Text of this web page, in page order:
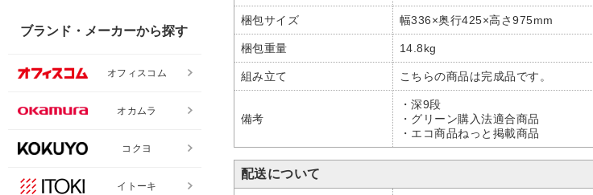
梱包サイズ 幅336×奥行425×高さ975mm
梱包重量 14.8kg
組み立て こちらの商品は完成品です。
備考
・深9段
・グリーン購入法適合商品
・エコ商品ねっと掲載商品
配送について
ブランド・メーカーから探す
オフィスコム
オカムラ
コクヨ
イトーキ